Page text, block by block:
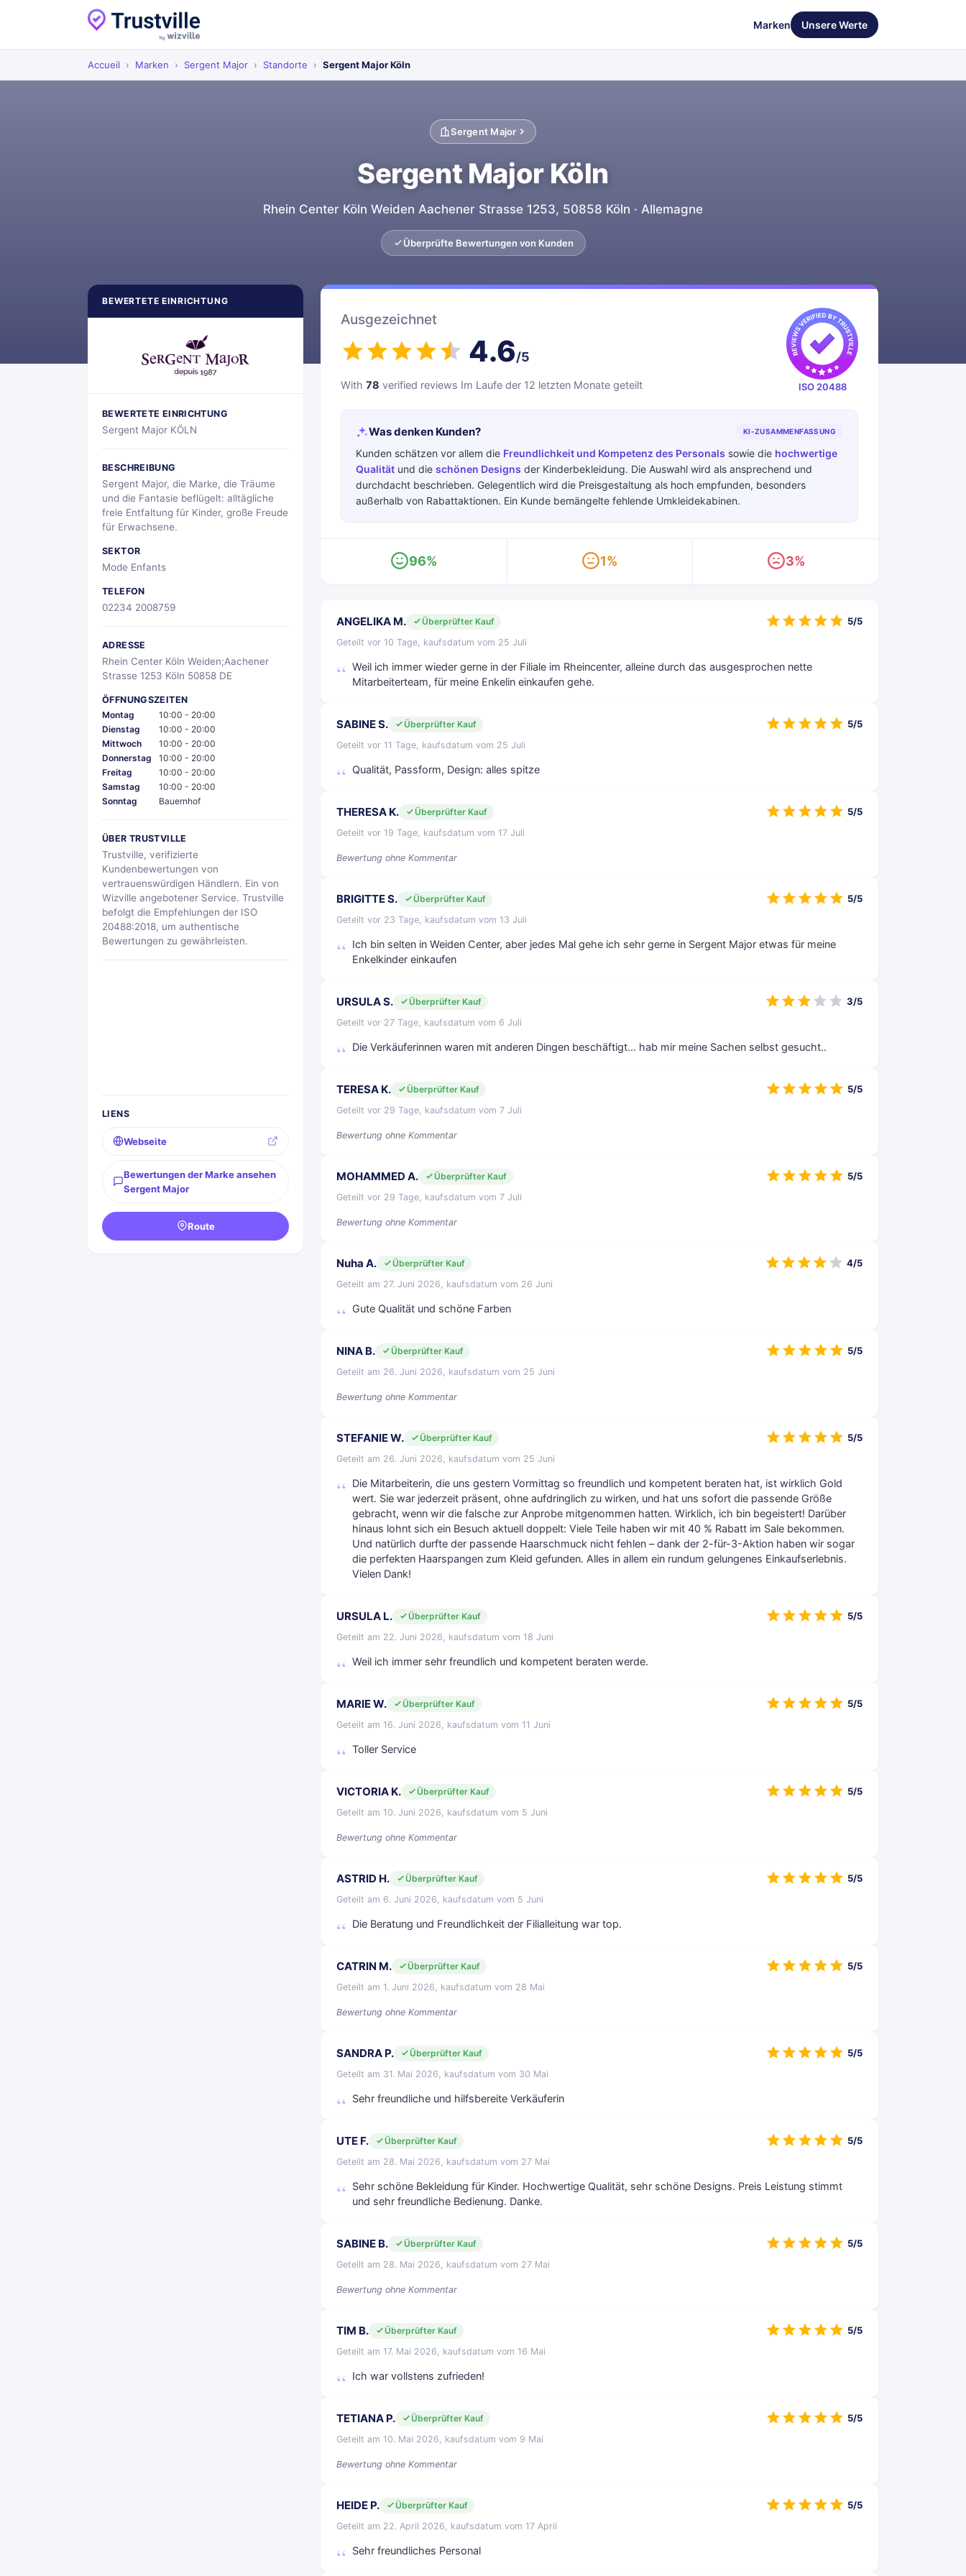
Marken Unsere Werte
Accueil › Marken › Sergent Major › Standorte › Sergent Major Köln
Sergent Major
Sergent Major Köln
Rhein Center Köln Weiden Aachener Strasse 1253, 50858 Köln · Allemagne
Überprüfte Bewertungen von Kunden
BEWERTETE EINRICHTUNG
BEWERTETE EINRICHTUNG
Sergent Major KÖLN
BESCHREIBUNG
Sergent Major, die Marke, die Träume
und die Fantasie beflügelt: alltägliche
freie Entfaltung für Kinder, große Freude
für Erwachsene.
SEKTOR
Mode Enfants
TELEFON
02234 2008759
ADRESSE
Rhein Center Köln Weiden;Aachener
Strasse 1253 Köln 50858 DE
ÖFFNUNGSZEITEN
Montag
10:00 - 20:00
Dienstag
10:00 - 20:00
Mittwoch
10:00 - 20:00
Donnerstag
10:00 - 20:00
Freitag
10:00 - 20:00
Samstag
10:00 - 20:00
Sonntag
Bauernhof
ÜBER TRUSTVILLE
Trustville, verifizierte
Kundenbewertungen von
vertrauenswürdigen Händlern. Ein von
Wizville angebotener Service. Trustville
befolgt die Empfehlungen der ISO
20488:2018, um authentische
Bewertungen zu gewährleisten.
LIENS
Webseite
Bewertungen der Marke ansehen
Sergent Major
Route
Ausgezeichnet
4.6/5
With 78 verified reviews Im Laufe der 12 letzten Monate geteilt ISO 20488
Was denken Kunden? KI-ZUSAMMENFASSUNG
Kunden schätzen vor allem die Freundlichkeit und Kompetenz des Personals sowie die hochwertige
Qualität und die schönen Designs der Kinderbekleidung. Die Auswahl wird als ansprechend und
durchdacht beschrieben. Gelegentlich wird die Preisgestaltung als hoch empfunden, besonders
außerhalb von Rabattaktionen. Ein Kunde bemängelte fehlende Umkleidekabinen.
96% 1% 3%
ANGELIKA M.
Überprüfter Kauf
Geteilt vor 10 Tage, kaufsdatum vom 25 Juli
Weil ich immer wieder gerne in der Filiale im Rheincenter, alleine durch das ausgesprochen nette
Mitarbeiterteam, für meine Enkelin einkaufen gehe.
5/5
SABINE S.
Überprüfter Kauf
Geteilt vor 11 Tage, kaufsdatum vom 25 Juli
Qualität, Passform, Design: alles spitze
5/5
THERESA K.
Überprüfter Kauf
Geteilt vor 19 Tage, kaufsdatum vom 17 Juli
Bewertung ohne Kommentar
5/5
BRIGITTE S.
Überprüfter Kauf
Geteilt vor 23 Tage, kaufsdatum vom 13 Juli
Ich bin selten in Weiden Center, aber jedes Mal gehe ich sehr gerne in Sergent Major etwas für meine
Enkelkinder einkaufen
5/5
URSULA S.
Überprüfter Kauf
Geteilt vor 27 Tage, kaufsdatum vom 6 Juli
Die Verkäuferinnen waren mit anderen Dingen beschäftigt… hab mir meine Sachen selbst gesucht..
3/5
TERESA K.
Überprüfter Kauf
Geteilt vor 29 Tage, kaufsdatum vom 7 Juli
Bewertung ohne Kommentar
5/5
MOHAMMED A.
Überprüfter Kauf
Geteilt vor 29 Tage, kaufsdatum vom 7 Juli
Bewertung ohne Kommentar
5/5
Nuha A.
Überprüfter Kauf
Geteilt am 27. Juni 2026, kaufsdatum vom 26 Juni
Gute Qualität und schöne Farben
4/5
NINA B.
Überprüfter Kauf
Geteilt am 26. Juni 2026, kaufsdatum vom 25 Juni
Bewertung ohne Kommentar
5/5
STEFANIE W.
Überprüfter Kauf
Geteilt am 26. Juni 2026, kaufsdatum vom 25 Juni
Die Mitarbeiterin, die uns gestern Vormittag so freundlich und kompetent beraten hat, ist wirklich Gold
wert. Sie war jederzeit präsent, ohne aufdringlich zu wirken, und hat uns sofort die passende Größe
gebracht, wenn wir die falsche zur Anprobe mitgenommen hatten. Wirklich, ich bin begeistert! Darüber
hinaus lohnt sich ein Besuch aktuell doppelt: Viele Teile haben wir mit 40 % Rabatt im Sale bekommen.
Und natürlich durfte der passende Haarschmuck nicht fehlen – dank der 2-für-3-Aktion haben wir sogar
die perfekten Haarspangen zum Kleid gefunden. Alles in allem ein rundum gelungenes Einkaufserlebnis.
Vielen Dank!
5/5
URSULA L.
Überprüfter Kauf
Geteilt am 22. Juni 2026, kaufsdatum vom 18 Juni
Weil ich immer sehr freundlich und kompetent beraten werde.
5/5
MARIE W.
Überprüfter Kauf
Geteilt am 16. Juni 2026, kaufsdatum vom 11 Juni
Toller Service
5/5
VICTORIA K.
Überprüfter Kauf
Geteilt am 10. Juni 2026, kaufsdatum vom 5 Juni
Bewertung ohne Kommentar
5/5
ASTRID H.
Überprüfter Kauf
Geteilt am 6. Juni 2026, kaufsdatum vom 5 Juni
Die Beratung und Freundlichkeit der Filialleitung war top.
5/5
CATRIN M.
Überprüfter Kauf
Geteilt am 1. Juni 2026, kaufsdatum vom 28 Mai
Bewertung ohne Kommentar
5/5
SANDRA P.
Überprüfter Kauf
Geteilt am 31. Mai 2026, kaufsdatum vom 30 Mai
Sehr freundliche und hilfsbereite Verkäuferin
5/5
UTE F.
Überprüfter Kauf
Geteilt am 28. Mai 2026, kaufsdatum vom 27 Mai
Sehr schöne Bekleidung für Kinder. Hochwertige Qualität, sehr schöne Designs. Preis Leistung stimmt
und sehr freundliche Bedienung. Danke.
5/5
SABINE B.
Überprüfter Kauf
Geteilt am 28. Mai 2026, kaufsdatum vom 27 Mai
Bewertung ohne Kommentar
5/5
TIM B.
Überprüfter Kauf
Geteilt am 17. Mai 2026, kaufsdatum vom 16 Mai
Ich war vollstens zufrieden!
5/5
TETIANA P.
Überprüfter Kauf
Geteilt am 10. Mai 2026, kaufsdatum vom 9 Mai
Bewertung ohne Kommentar
5/5
HEIDE P.
Überprüfter Kauf
Geteilt am 22. April 2026, kaufsdatum vom 17 April
Sehr freundliches Personal
5/5